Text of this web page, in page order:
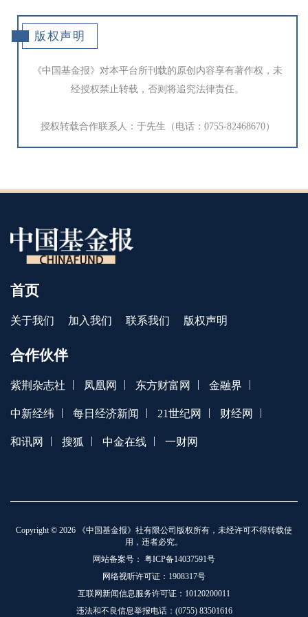
版权声明
《中国基金报》对本平台所刊载的原创内容享有著作权，未
经授权禁止转载，否则将追究法律责任。
授权转载合作联系人：于先生（电话：0755-82468670）
首页
关于我们 加入我们 联系我们 版权声明
合作伙伴
紫荆杂志社 凤凰网 东方财富网 金融界
中新经纬 每日经济新闻 21世纪网 财经网
和讯网 搜狐 中金在线 一财网
Copyright © 2026 《中国基金报》社有限公司版权所有，未经许可不得转载使
用，违者必究。
网站备案号： 粤ICP备14037591号
网络视听许可证：1908317号
互联网新闻信息服务许可证：10120200011
违法和不良信息举报电话：(0755) 83501616